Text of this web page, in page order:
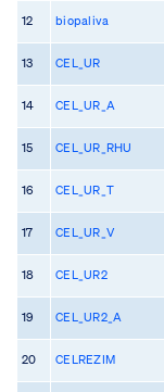
12 biopaliva
13 CEL_UR
14 CEL_UR_A
15 CEL_UR_RHU
16 CEL_UR_T
17 CEL_UR_V
18 CEL_UR2
19 CEL_UR2_A
20 CELREZIM